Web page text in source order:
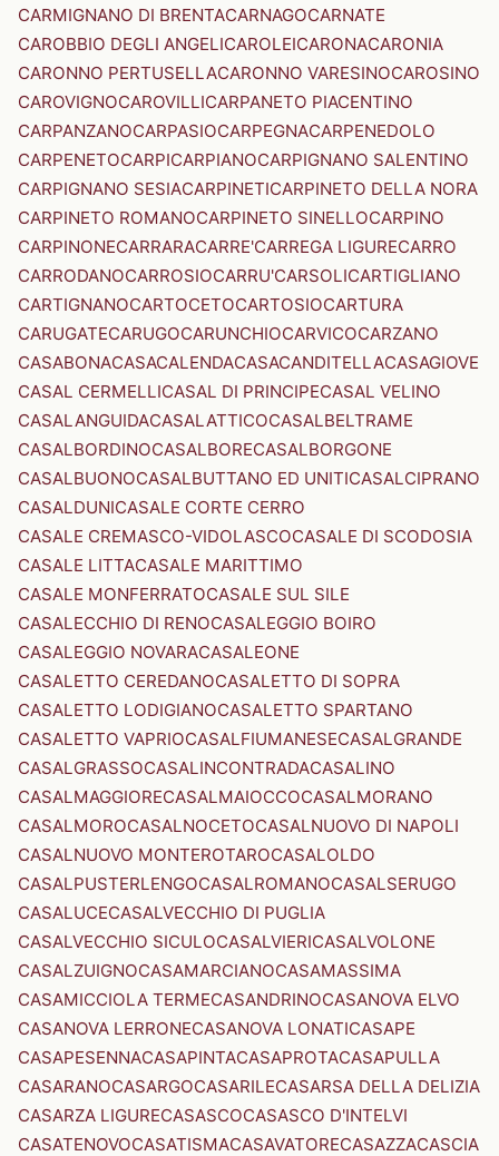
CARMIGNANO DI BRENTACARNAGOCARNATE
CAROBBIO DEGLI ANGELICAROLEICARONACARONIA
CARONNO PERTUSELLACARONNO VARESINOCAROSINO
CAROVIGNOCAROVILLICARPANETO PIACENTINO
CARPANZANOCARPASIOCARPEGNACARPENEDOLO
CARPENETOCARPICARPIANOCARPIGNANO SALENTINO
CARPIGNANO SESIACARPINETICARPINETO DELLA NORA
CARPINETO ROMANOCARPINETO SINELLOCARPINO
CARPINONECARRARACARRE'CARREGA LIGURECARRO
CARRODANOCARROSIOCARRU'CARSOLICARTIGLIANO
CARTIGNANOCARTOCETOCARTOSIOCARTURA
CARUGATECARUGOCARUNCHIOCARVICOCARZANO
CASABONACASACALENDACASACANDITELLACASAGIOVE
CASAL CERMELLICASAL DI PRINCIPECASAL VELINO
CASALANGUIDACASALATTICOCASALBELTRAME
CASALBORDINOCASALBORECASALBORGONE
CASALBUONOCASALBUTTANO ED UNITICASALCIPRANO
CASALDUNICASALE CORTE CERRO
CASALE CREMASCO-VIDOLASCOCASALE DI SCODOSIA
CASALE LITTACASALE MARITTIMO
CASALE MONFERRATOCASALE SUL SILE
CASALECCHIO DI RENOCASALEGGIO BOIRO
CASALEGGIO NOVARACASALEONE
CASALETTO CEREDANOCASALETTO DI SOPRA
CASALETTO LODIGIANOCASALETTO SPARTANO
CASALETTO VAPRIOCASALFIUMANESECASALGRANDE
CASALGRASSOCASALINCONTRADACASALINO
CASALMAGGIORECASALMAIOCCOCASALMORANO
CASALMOROCASALNOCETOCASALNUOVO DI NAPOLI
CASALNUOVO MONTEROTAROCASALOLDO
CASALPUSTERLENGOCASALROMANOCASALSERUGO
CASALUCECASALVECCHIO DI PUGLIA
CASALVECCHIO SICULOCASALVIERICASALVOLONE
CASALZUIGNOCASAMARCIANOCASAMASSIMA
CASAMICCIOLA TERMECASANDRINOCASANOVA ELVO
CASANOVA LERRONECASANOVA LONATICASAPE
CASAPESENNACASAPINTACASAPROTACASAPULLA
CASARANOCASARGOCASARILECASARSA DELLA DELIZIA
CASARZA LIGURECASASCOCASASCO D'INTELVI
CASATENOVOCASATISMACASAVATORECASAZZACASCIA